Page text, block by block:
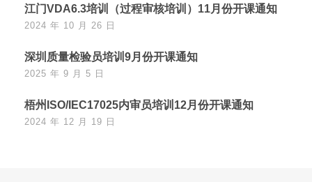
江门VDA6.3培训（过程审核培训）11月份开课通知
2024 年 10 月 26 日
深圳质量检验员培训9月份开课通知
2025 年 9 月 5 日
梧州ISO/IEC17025内审员培训12月份开课通知
2024 年 12 月 19 日